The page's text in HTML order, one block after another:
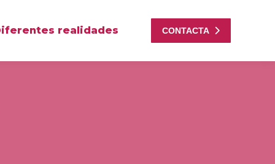
realidades CONTACTA